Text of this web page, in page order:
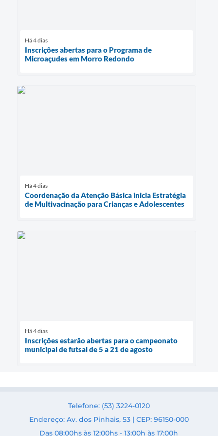
Há 4 dias
Inscrições abertas para o Programa de
Microaçudes em Morro Redondo
Há 4 dias
Coordenação da Atenção Básica inicia Estratégia
de Multivacinação para Crianças e Adolescentes
Há 4 dias
Inscrições estarão abertas para o campeonato
municipal de futsal de 5 a 21 de agosto
Telefone: (53) 3224-0120
Endereço: Av. dos Pinhais, 53 | CEP: 96150-000
Das 08:00hs às 12:00hs - 13:00h às 17:00h